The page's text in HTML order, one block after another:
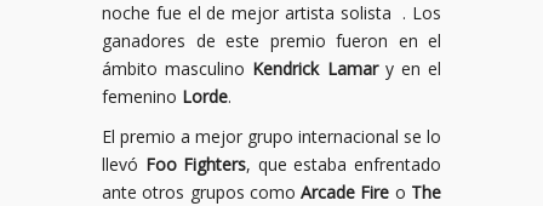
noche fue el de mejor artista solista . Los
ganadores de este premio fueron en el
ámbito masculino Kendrick Lamary en el
femenino Lorde.
El premio a mejor grupo internacional se lo
llevó Foo Fighters, que estaba enfrentado
ante otros grupos comoArcade Fire o The